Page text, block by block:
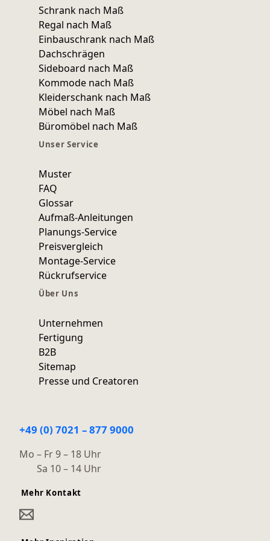
Schrank nach Maß
Regal nach Maß
Einbauschrank nach Maß
Dachschrägen
Sideboard nach Maß
Kommode nach Maß
Kleiderschank nach Maß
Möbel nach Maß
Büromöbel nach Maß
Unser Service
Muster
FAQ
Glossar
Aufmaß-Anleitungen
Planungs-Service
Preisvergleich
Montage-Service
Rückrufservice
Über Uns
Unternehmen
Fertigung
B2B
Sitemap
Presse und Creatoren
+49 (0) 7021 – 877 9000
Mo – Fr 9 – 18 Uhr
Sa 10 – 14 Uhr
Mehr Kontakt